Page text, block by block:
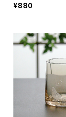
¥880